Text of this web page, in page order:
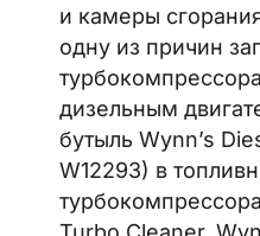
и камеры
одну из причин
дизельным
бутыль Wynn’s
W12293) в